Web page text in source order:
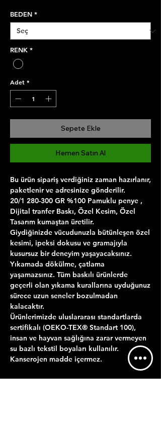
BEDEN *
RENK *
Adet *
Sepete Ekle
Hemen Satın Al
Bu ürün sipariş verdiğiniz zaman hazırlanır,
paketlenir ve adresinize gönderilir.
20/1 280-300 GR %100 Pamuklu penye ,
Dijital tranfer Baskı, Özel Kesim, Özel
Tasarım kumaştan üretilir.
Giydiğinizde vücudunuzla bütünleşen özel
kesimi, ipeksi dokusu ve gramajıyla
kusursuz bir deneyim yaşayacaksınız.
Yıkamada dökülme, çatlama
yaşamazsınız. Tüm baskılı ürünlerde
geçerli olan yıkama kurallarına uyduğunuz
sürece uzun seneler bozulmadan
kalacaktır.
Ürünlerimizde uluslararası standartlarda
sertifikalı (OEKO-TEX® Standart 100),
insan ve hayvan sağlığına zarar vermeyen
su bazlı tekstil boyaları kullanılır.
Kanserojen madde içermez.